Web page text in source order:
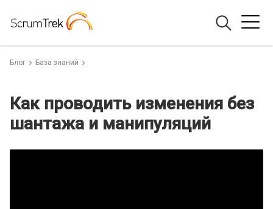
Блог База знаний
Как проводить изменения без
шантажа и манипуляций